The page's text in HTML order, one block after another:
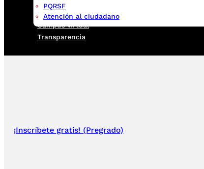
PQRSF
Atención al ciudadano
Campus virtual
Transparencia
¡Inscríbete gratis! (Pregrado)